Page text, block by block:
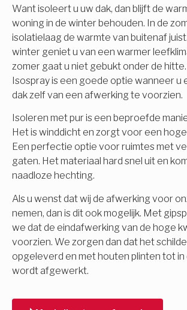
Want isoleert u uw dak, dan blijft de
woning in de winter behouden. In de
isolatielaag de warmte van buitenaf
winter geniet u van een warmer
zomer gaat u niet gebukt onder de hitte.
Isospray is een goede optie wanneer u
dak zelf van een afwerking te voorzien.
Isoleren met pur is een beproefde
Het is winddicht en zorgt voor een
Een perfectie optie voor ruimtes met
gaten. Het materiaal hard snel uit en
naadloze hechting.
Als u wenst dat wij de afwerking voor
nemen, dan is dit ook mogelijk. Met
we dat de eindafwerking van de hoge
voorzien. We zorgen dan dat het
opgeleverd en met houten plinten tot in
wordt afgewerkt.